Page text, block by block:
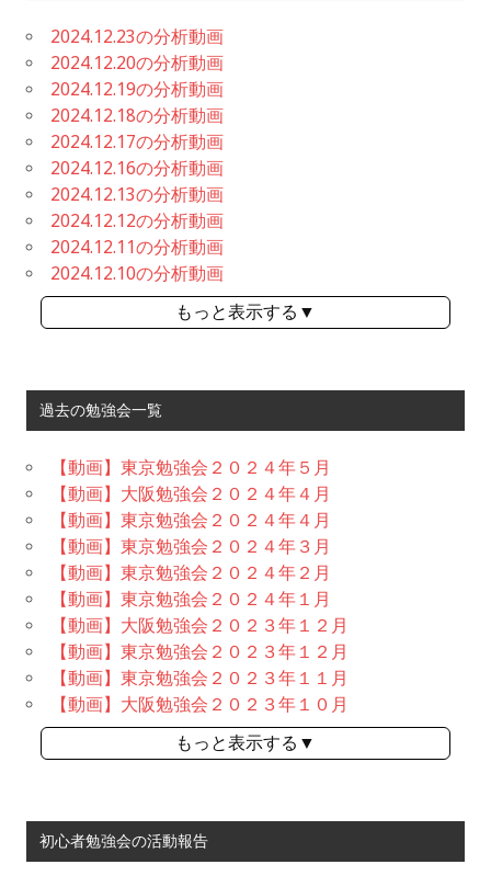
2024.12.23の分析動画
2024.12.20の分析動画
2024.12.19の分析動画
2024.12.18の分析動画
2024.12.17の分析動画
2024.12.16の分析動画
2024.12.13の分析動画
2024.12.12の分析動画
2024.12.11の分析動画
2024.12.10の分析動画
もっと表示する▼
過去の勉強会一覧
【動画】東京勉強会２０２４年５月
【動画】大阪勉強会２０２４年４月
【動画】東京勉強会２０２４年４月
【動画】東京勉強会２０２４年３月
【動画】東京勉強会２０２４年２月
【動画】東京勉強会２０２４年１月
【動画】大阪勉強会２０２３年１２月
【動画】東京勉強会２０２３年１２月
【動画】東京勉強会２０２３年１１月
【動画】大阪勉強会２０２３年１０月
もっと表示する▼
初心者勉強会の活動報告